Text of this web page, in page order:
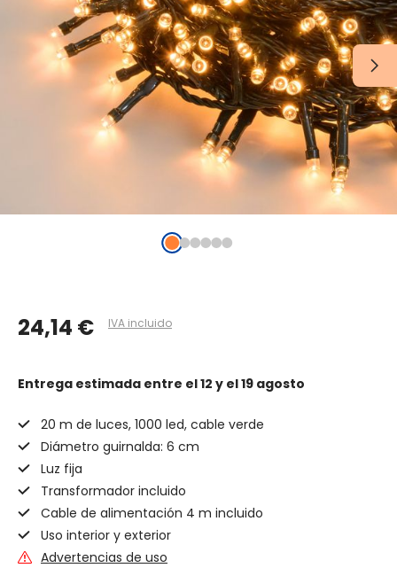
24,14 € IVA incluido
Entrega estimada entre el 12 y el 19 agosto
20 m de luces, 1000 led, cable verde
Diámetro guirnalda: 6 cm
Luz fija
Transformador incluido
Cable de alimentación 4 m incluido
Uso interior y exterior
Advertencias de uso